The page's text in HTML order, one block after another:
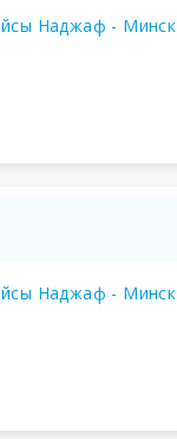
Наджаф - Минск
Наджаф - Минск